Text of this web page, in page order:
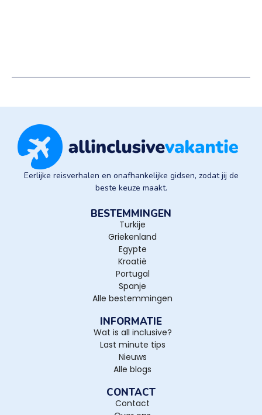
Eerlijke reisverhalen en onafhankelijke gidsen, zodat jij de
beste keuze maakt.
BESTEMMINGEN
Turkije
Griekenland
Egypte
Kroatië
Portugal
Spanje
Alle bestemmingen
INFORMATIE
Wat is all inclusive?
Last minute tips
Nieuws
Alle blogs
CONTACT
Contact